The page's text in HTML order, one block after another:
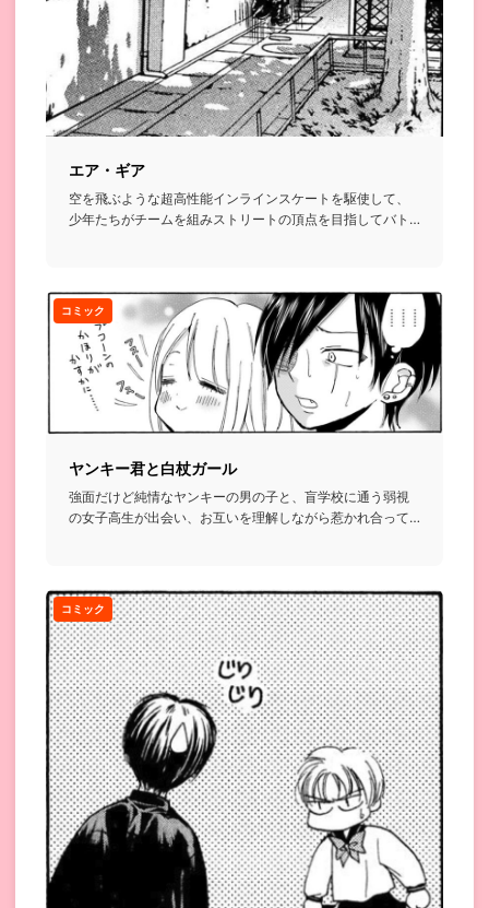
エア・ギア
空を飛ぶような超高性能インラインスケートを駆使して、
少年たちがチームを組みストリートの頂点を目指してバト
コミック
ヤンキー君と白杖ガール
強面だけど純情なヤンキーの男の子と、盲学校に通う弱視
の女子高生が出会い、お互いを理解しながら惹かれ合って
コミック